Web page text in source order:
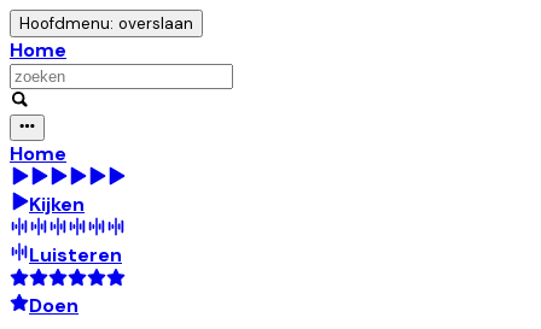
Hoofdmenu: overslaan
Home
Home
Kijken
Luisteren
Doen